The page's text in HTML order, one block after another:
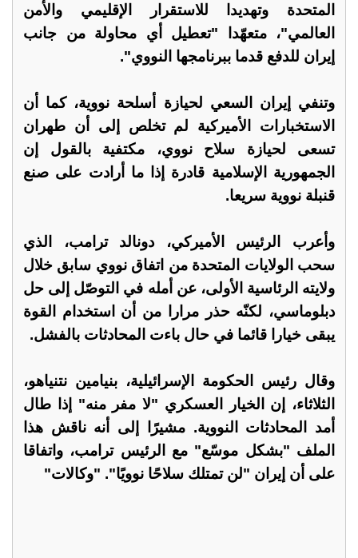
المتحدة وتهديدا للاستقرار الإقليمي والأمن
العالمي"، متعهّدا "تعطيل أي محاولة من جانب
إيران للدفع قدما ببرنامجها النووي".
وتنفي إيران السعي لحيازة أسلحة نووية، كما أن
الاستخبارات الأميركية لم تخلص إلى أن طهران
تسعى لحيازة سلاح نووي، مكتفية بالقول إن
الجمهورية الإسلامية قادرة إذا ما أرادت على صنع
قنبلة نووية سريعا.
وأعرب الرئيس الأميركي، دونالد ترامب، الذي
سحب الولايات المتحدة من اتفاق نووي سابق خلال
ولايته الرئاسية الأولى، عن أمله في التوصّل إلى حل
دبلوماسي، لكنّه حذر مرارا من أن استخدام القوة
يبقى خيارا قائما في حال باءت المحادثات بالفشل.
وقال رئيس الحكومة الإسرائيلية، بنيامين نتنياهو،
الثلاثاء، إن الخيار العسكري "لا مفر منه" إذا طال
أمد المحادثات النووية. مشيرًا إلى أنه ناقش هذا
الملف "بشكل موسّع" مع الرئيس ترامب، واتفاقا
على أن إيران "لن تمتلك سلاحًا نوويًا". "وكالات"